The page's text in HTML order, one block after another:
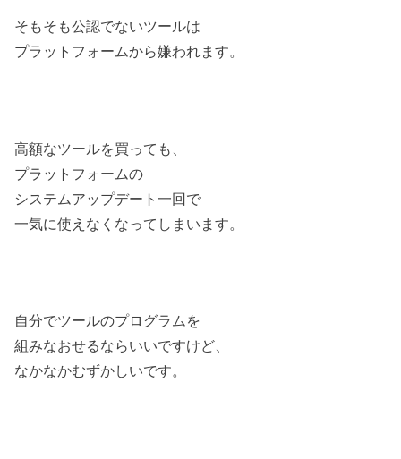
そもそも公認でないツールは
プラットフォームから嫌われます。
高額なツールを買っても、
プラットフォームの
システムアップデート一回で
一気に使えなくなってしまいます。
自分でツールのプログラムを
組みなおせるならいいですけど、
なかなかむずかしいです。